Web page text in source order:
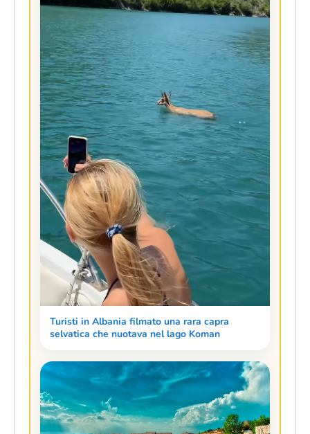
Turisti in Albania filmato una rara capra
selvatica che nuotava nel lago Koman